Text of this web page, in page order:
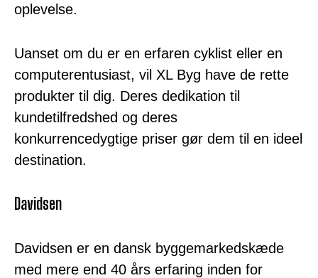
oplevelse.
Uanset om du er en erfaren cyklist eller en
computerentusiast, vil XL Byg have de rette
produkter til dig. Deres dedikation til
kundetilfredshed og deres
konkurrencedygtige priser gør dem til en ideel
destination.
Davidsen
Davidsen er en dansk byggemarkedskæde
med mere end 40 års erfaring inden for